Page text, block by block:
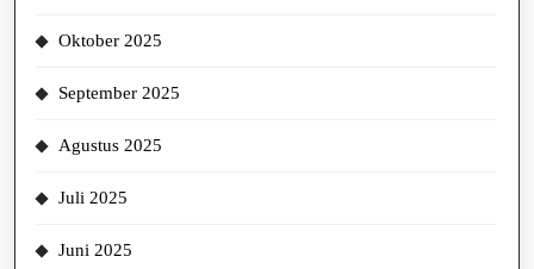
Oktober 2025
September 2025
Agustus 2025
Juli 2025
Juni 2025